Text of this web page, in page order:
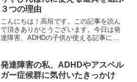
３つの理由
こんにちは！高垣です。この記事を読ん
で頂きありがとうございます。今日は発
達障害、ADHDの子供が使える記事に関
選んであげる道具。子供が使いやすい道
具です。日常の様々なシ...
発達障害の私、ADHDやアスペル
ガー症候群に気付いたきっかけ